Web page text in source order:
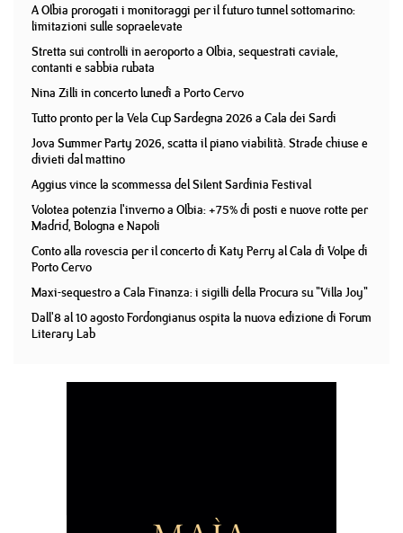
A Olbia prorogati i monitoraggi per il futuro tunnel sottomarino:
limitazioni sulle sopraelevate
Stretta sui controlli in aeroporto a Olbia, sequestrati caviale,
contanti e sabbia rubata
Nina Zilli in concerto lunedì a Porto Cervo
Tutto pronto per la Vela Cup Sardegna 2026 a Cala dei Sardi
Jova Summer Party 2026, scatta il piano viabilità. Strade chiuse e
divieti dal mattino
Aggius vince la scommessa del Silent Sardinia Festival
Volotea potenzia l'inverno a Olbia: +75% di posti e nuove rotte per
Madrid, Bologna e Napoli
Conto alla rovescia per il concerto di Katy Perry al Cala di Volpe di
Porto Cervo
Maxi-sequestro a Cala Finanza: i sigilli della Procura su "Villa Joy"
Dall'8 al 10 agosto Fordongianus ospita la nuova edizione di Forum
Literary Lab